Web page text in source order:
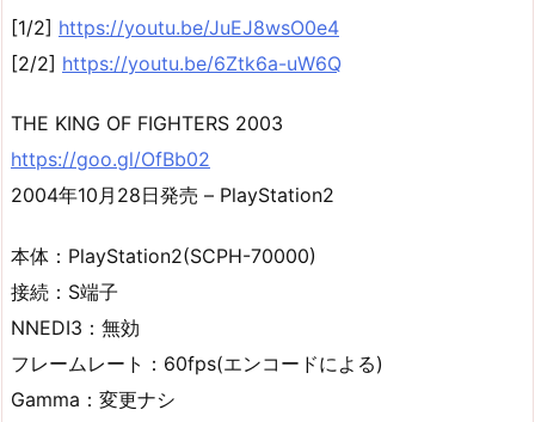
[1/2] https://youtu.be/JuEJ8wsO0e4
[2/2] https://youtu.be/6Ztk6a-uW6Q
THE KING OF FIGHTERS 2003
https://goo.gl/OfBb02
2004年10月28日発売 – PlayStation2
本体：PlayStation2(SCPH-70000)
接続：S端子
NNEDI3：無効
フレームレート：60fps(エンコードによる)
Gamma：変更ナシ